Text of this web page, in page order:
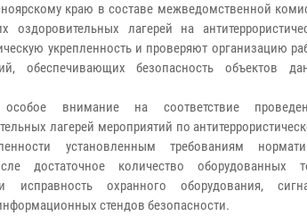
краю в составе межведомственной
оздоровительных лагерей на
укрепленность и проверяют организацию
обеспечивающих безопасность объектов
особое внимание на соответствие
лагерей мероприятий по
установленным требованиям
достаточное количество оборудованных
исправность охранного оборудования,
стендов безопасности.